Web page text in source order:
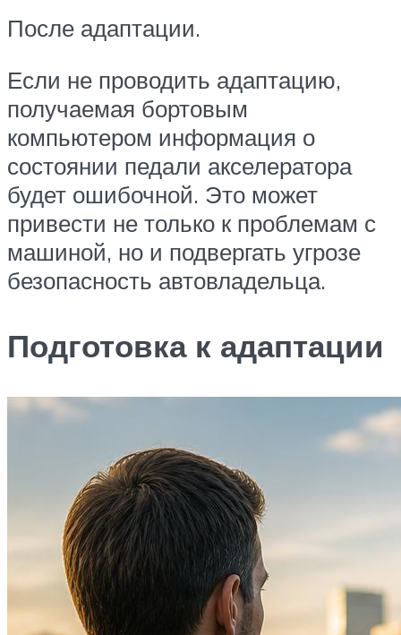
После адаптации.
Если не проводить адаптацию,
получаемая бортовым
компьютером информация о
состоянии педали акселератора
будет ошибочной. Это может
привести не только к проблемам с
машиной, но и подвергать угрозе
безопасность автовладельца.
Подготовка к адаптации